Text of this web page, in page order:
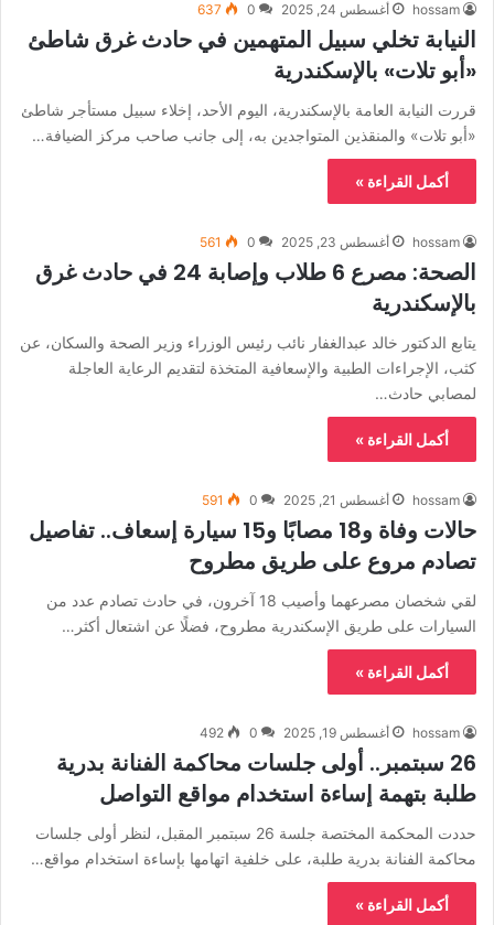
hossam أغسطس 24, 2025 0
637
النيابة تخلي سبيل المتهمين في حادث غرق شاطئ
«أبو تلات» بالإسكندرية
قررت النيابة العامة بالإسكندرية، اليوم الأحد، إخلاء سبيل مستأجر شاطئ
«أبو تلات» والمنقذين المتواجدين به، إلى جانب صاحب مركز الضيافة…
أكمل القراءة »
hossam أغسطس 23, 2025 0
561
الصحة: مصرع 6 طلاب وإصابة 24 في حادث غرق
بالإسكندرية
يتابع الدكتور خالد عبدالغفار نائب رئيس الوزراء وزير الصحة والسكان، عن
كثب، الإجراءات الطبية والإسعافية المتخذة لتقديم الرعاية العاجلة
لمصابي حادث…
أكمل القراءة »
hossam أغسطس 21, 2025 0
591
حالات وفاة و18 مصابًا و15 سيارة إسعاف.. تفاصيل
تصادم مروع على طريق مطروح
لقي شخصان مصرعهما وأصيب 18 آخرون، في حادث تصادم عدد من
السيارات على طريق الإسكندرية مطروح، فضلًا عن اشتعال أكثر…
أكمل القراءة »
hossam أغسطس 19, 2025 0
492
26 سبتمبر.. أولى جلسات محاكمة الفنانة بدرية
طلبة بتهمة إساءة استخدام مواقع التواصل
حددت المحكمة المختصة جلسة 26 سبتمبر المقبل، لنظر أولى جلسات
محاكمة الفنانة بدرية طلبة، على خلفية اتهامها بإساءة استخدام مواقع…
أكمل القراءة »